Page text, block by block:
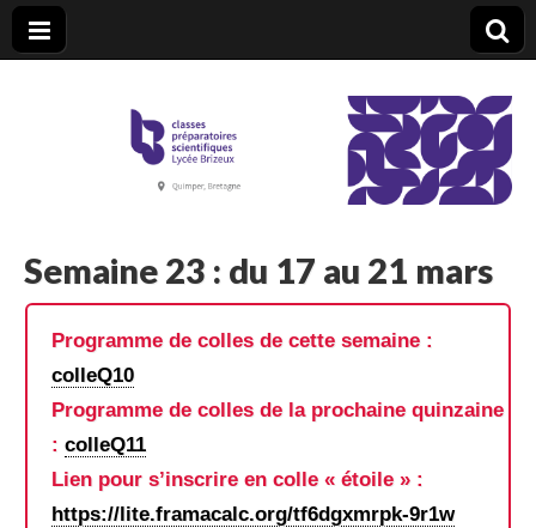
CPGE Brizeux
Semaine 23 : du 17 au 21 mars
Programme de colles de cette semaine :
colleQ10
Programme de colles de la prochaine quinzaine
: colleQ11
Lien pour s’inscrire en colle « étoile » :
https://lite.framacalc.org/tf6dgxmrpk-9r1w